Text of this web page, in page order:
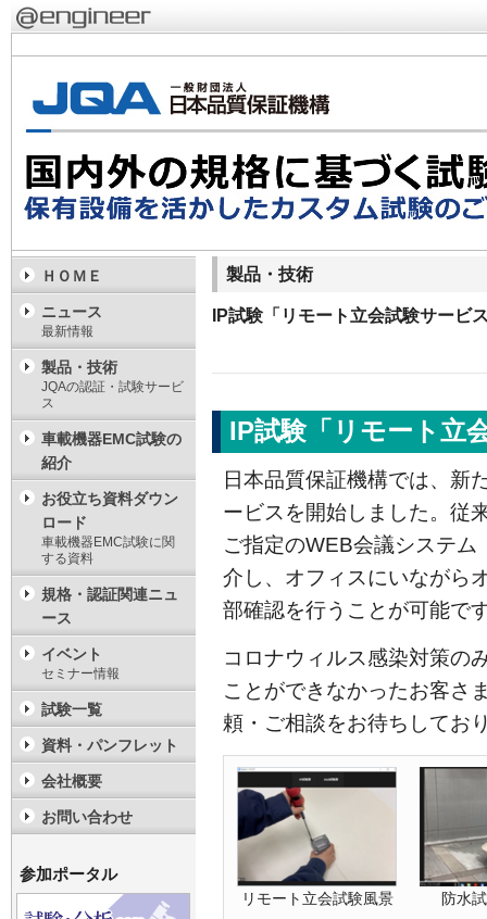
製品・技術
IP試験「リモート立会試験サービ
IP試験「リモート立
日本品質保証機構では、新
ービスを開始しました。従
ご指定のWEB会議システ
介し、オフィスにいながら
部確認を行うことが可能で
コロナウィルス感染対策の
ことができなかったお客さ
頼・ご相談をお待ちしてお
リモート立会試験風景 防水
ＨＯＭＥ
ニュース
最新情報
製品・技術
JQAの認証・試験サービ
ス
車載機器EMC試験の
紹介
お役立ち資料ダウン
ロード
車載機器EMC試験に関
する資料
規格・認証関連ニュ
ース
イベント
セミナー情報
試験一覧
資料・パンフレット
会社概要
お問い合わせ
参加ポータル